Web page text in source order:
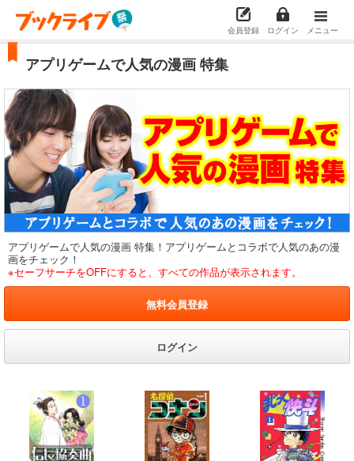
会員登録 ログイン メニュー
アプリゲームで人気の漫画 特集
アプリゲームで人気の漫画 特集！アプリゲームとコラボで人気のあの漫
画をチェック！
※セーフサーチをOFFにすると、すべての作品が表示されます。
無料会員登録
ログイン